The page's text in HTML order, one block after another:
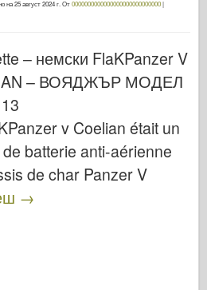
на25 август 2024 г. От0000000000000000000000000000|
– немски FlaKPanzer V
– ВОЯДЖЪР МОДЕЛ
v Coelian était un
batterie anti-aérienne
de char Panzer V
→